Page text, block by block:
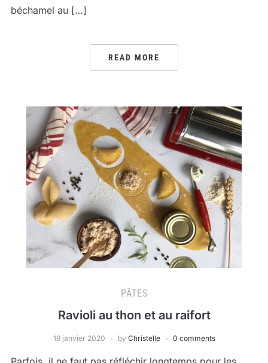
béchamel au […]
READ MORE
PÂTES
Ravioli au thon et au raifort
19 janvier 2020 by Christelle 0 comments